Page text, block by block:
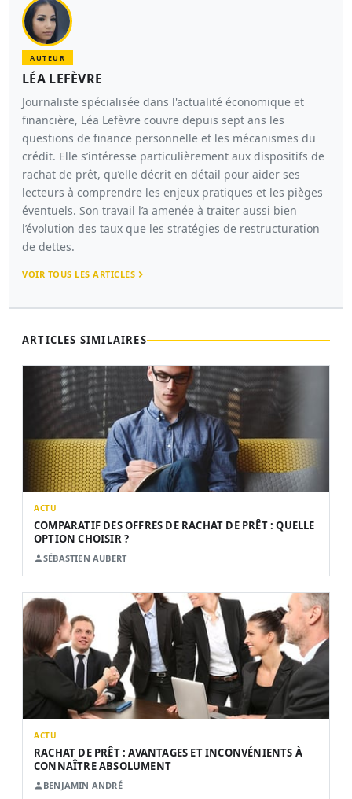
AUTEUR
LÉA LEFÈVRE
Journaliste spécialisée dans l'actualité économique et
financière, Léa Lefèvre couvre depuis sept ans les
questions de finance personnelle et les mécanismes du
crédit. Elle s’intéresse particulièrement aux dispositifs de
rachat de prêt, qu’elle décrit en détail pour aider ses
lecteurs à comprendre les enjeux pratiques et les pièges
éventuels. Son travail l’a amenée à traiter aussi bien
l’évolution des taux que les stratégies de restructuration
de dettes.
VOIR TOUS LES ARTICLES
ARTICLES SIMILAIRES
ACTU
COMPARATIF DES OFFRES DE RACHAT DE PRÊT : QUELLE
OPTION CHOISIR ?
SÉBASTIEN AUBERT
ACTU
RACHAT DE PRÊT : AVANTAGES ET INCONVÉNIENTS À
CONNAÎTRE ABSOLUMENT
BENJAMIN ANDRÉ